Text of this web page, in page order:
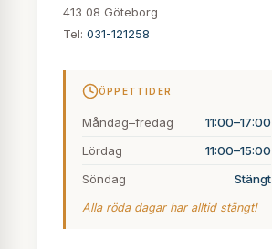
413 08 Göteborg
Tel: 031-121258
ÖPPETTIDER
Måndag–fredag
11:00–17:00
Lördag
11:00–15:00
Söndag
Stängt
Alla röda dagar har alltid stängt!